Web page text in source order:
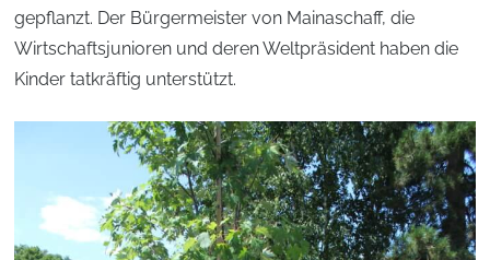
gepflanzt. Der Bürgermeister von Mainaschaff, die
Wirtschaftsjunioren und deren Weltpräsident haben die
Kinder tatkräftig unterstützt.